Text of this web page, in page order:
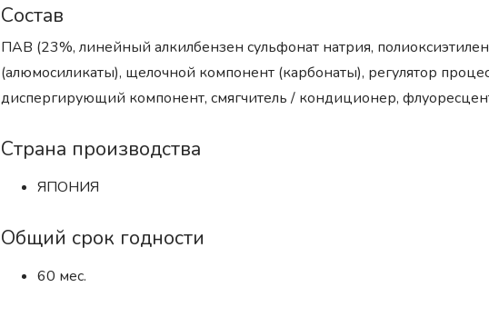
Состав
ПАВ (23%, линейный алкилбензен сульфонат натрия,
(алюмосиликаты), щелочной компонент (карбонаты), регулятор
диспергирующий компонент, смягчитель / кондиционер,
Страна производства
ЯПОНИЯ
Общий срок годности
60 мес.